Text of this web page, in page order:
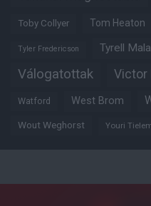
Toby Collyer Tom Heaton
Tyler Fredericson Tyrell
Válogatottak Victor
Watford West Brom
Wout Weghorst Youri